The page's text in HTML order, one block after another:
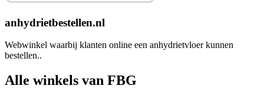
anhydrietbestellen.nl
Webwinkel waarbij klanten online een anhydrietvloer kunnen
bestellen..
Alle winkels van FBG